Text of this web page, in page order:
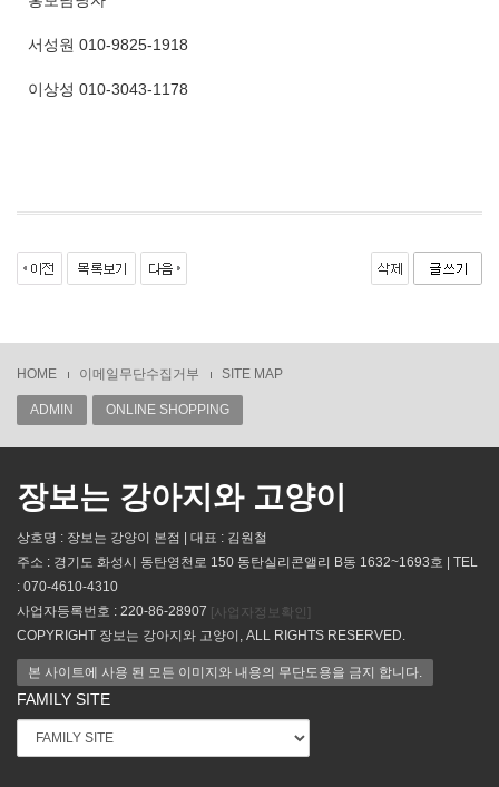
서성원 010-9825-1918
이상성 010-3043-1178
HOME 이메일무단수집거부 SITE MAP
ADMIN ONLINE SHOPPING
장보는 강아지와 고양이
상호명 : 장보는 강양이 본점 | 대표 : 김원철
주소 : 경기도 화성시 동탄영천로 150 동탄실리콘앨리 B동 1632~1693호 | TEL
: 070-4610-4310
사업자등록번호 : 220-86-28907 [사업자정보확인]
COPYRIGHT 장보는 강아지와 고양이, ALL RIGHTS RESERVED.
본 사이트에 사용 된 모든 이미지와 내용의 무단도용을 금지 합니다.
FAMILY SITE